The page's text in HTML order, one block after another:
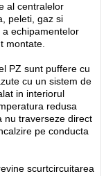
al centralelor
peleti, gaz si
echipamentelor
montate.
PZ sunt puffere cu
cu un sistem de
in interiorul
redusa
nu traverseze direct
pe conducta
scurtcircuitarea